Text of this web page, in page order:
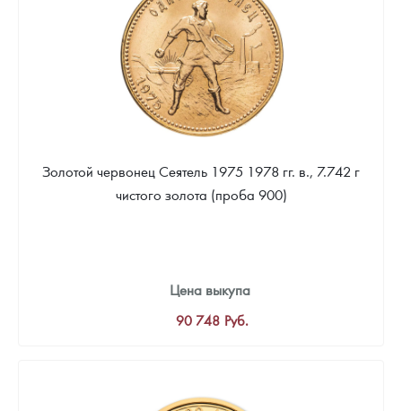
Золотой червонец Сеятель 1975 1978 гг. в., 7.742 г
чистого золота (проба 900)
Цена выкупа
90 748 Руб.